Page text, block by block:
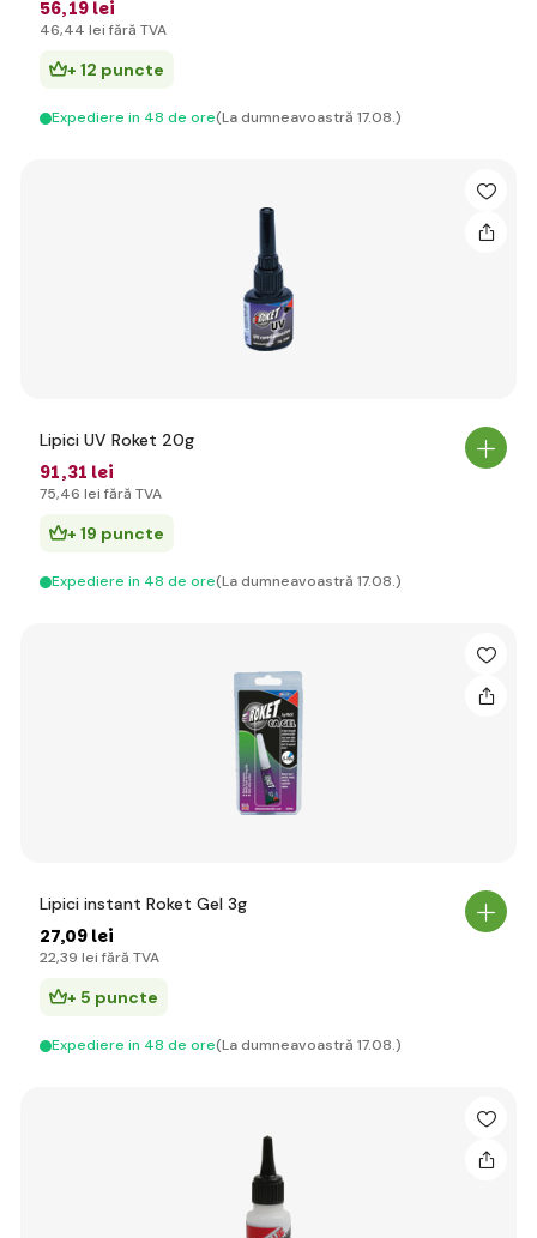
56,19 lei
46,44 lei fără TVA
+ 12 puncte
Expediere in 48 de ore(La dumneavoastră 17.08.)
Lipici UV Roket 20g
91,31 lei
75,46 lei fără TVA
+ 19 puncte
Expediere in 48 de ore(La dumneavoastră 17.08.)
Lipici instant Roket Gel 3g
27,09 lei
22,39 lei fără TVA
+ 5 puncte
Expediere in 48 de ore(La dumneavoastră 17.08.)